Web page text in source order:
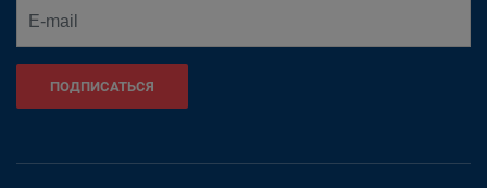
ПОДПИСАТЬСЯ